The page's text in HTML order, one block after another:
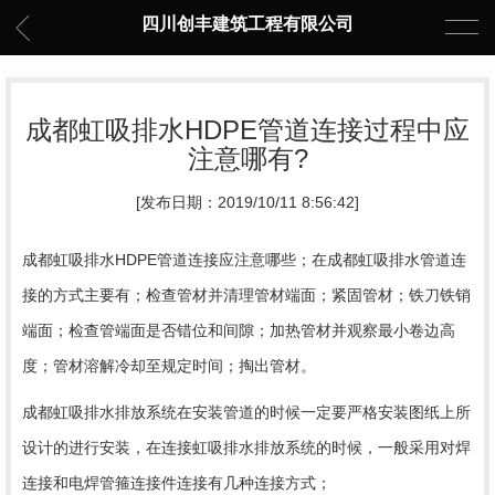
四川创丰建筑工程有限公司
成都虹吸排水HDPE管道连接过程中应
注意哪有?
[发布日期：2019/10/11 8:56:42]
成都虹吸排水HDPE管道连接应注意哪些；在成都虹吸排水管道连
接的方式主要有；检查管材并清理管材端面；紧固管材；铁刀铁销
端面；检查管端面是否错位和间隙；加热管材并观察最小卷边高
度；管材溶解冷却至规定时间；掏出管材。
成都虹吸排水排放系统在安装管道的时候一定要严格安装图纸上所
设计的进行安装，在连接虹吸排水排放系统的时候，一般采用对焊
连接和电焊管箍连接件连接有几种连接方式；